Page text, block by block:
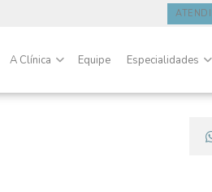
A Clínica Equipe Especialidades